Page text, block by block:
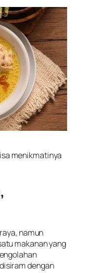
menikmatinya
namun
makanan yang
dengan